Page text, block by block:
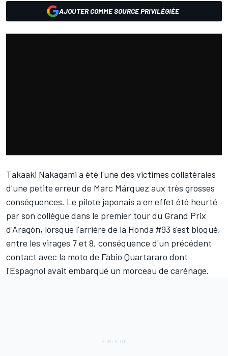
AJOUTER COMME SOURCE PRIVILÉGIÉE
Takaaki Nakagami a été l'une des victimes collatérales
d'une petite erreur de Marc Márquez aux très grosses
conséquences. Le pilote japonais a en effet été heurté
par son collègue dans le premier tour du Grand Prix
d'Aragón, lorsque l'arrière de la Honda #93 s'est bloqué,
entre les virages 7 et 8, conséquence d'un précédent
contact avec la moto de Fabio Quartararo dont
l'Espagnol avait embarqué un morceau de carénage.